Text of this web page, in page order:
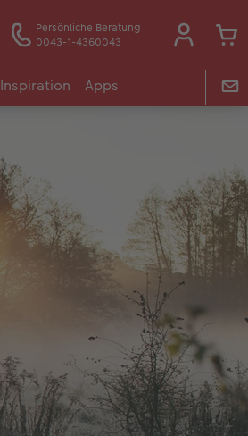
Persönliche Beratung
0043-1-4360043
Inspiration Apps